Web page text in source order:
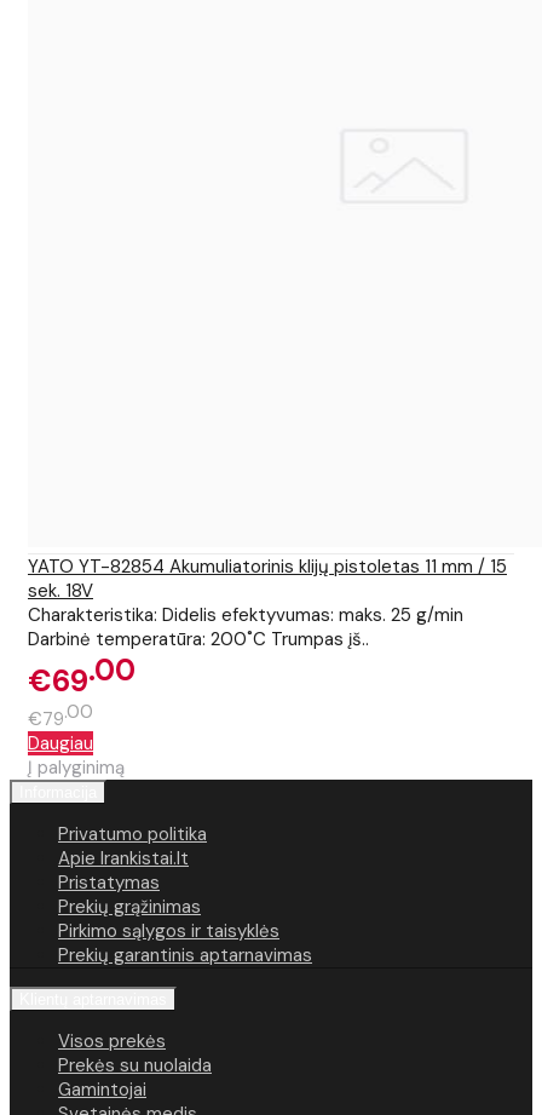
YATO YT-82854 Akumuliatorinis klijų pistoletas 11 mm / 15
sek. 18V
Charakteristika: Didelis efektyvumas: maks. 25 g/min
Darbinė temperatūra: 200˚C Trumpas įš..
€69 00
€79 00
Daugiau
Į palyginimą
Privatumo politika
Apie Irankistai.lt
Pristatymas
Prekių grąžinimas
Pirkimo sąlygos ir taisyklės
Prekių garantinis aptarnavimas
Visos prekės
Prekės su nuolaida
Gamintojai